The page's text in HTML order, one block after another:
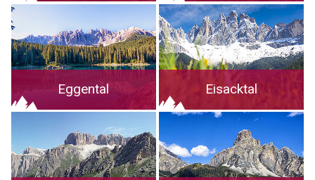
Eggental Eisacktal